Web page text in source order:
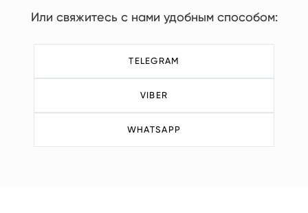
Или свяжитесь с нами удобным способом:
TELEGRAM
VIBER
WHATSAPP